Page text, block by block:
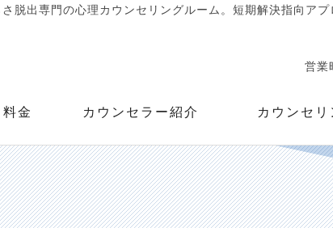
脱出専門の心理カウンセリングルーム。短期解決指向ア
営業
金 カウンセラー紹介 カウンセ